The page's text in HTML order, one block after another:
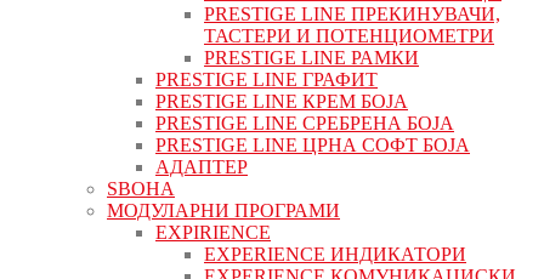
PRESTIGE LINE ПРЕКИНУВАЧИ,
ТАСТЕРИ И ПОТЕНЦИОМЕТРИ
PRESTIGE LINE РАМКИ
PRESTIGE LINE ГРАФИТ
PRESTIGE LINE КРЕМ БОЈА
PRESTIGE LINE СРЕБРЕНА БОЈА
PRESTIGE LINE ЦРНА СОФТ БОЈА
АДАПТЕР
ЅВОНА
МОДУЛАРНИ ПРОГРАМИ
EXPIRIENCE
EXPERIENCE ИНДИКАТОРИ